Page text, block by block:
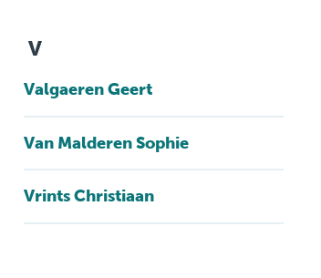
Labo
anatomopathologie
Zorgprogramma’s
V
Valgaeren Geert
Van Malderen Sophie
Vrints Christiaan